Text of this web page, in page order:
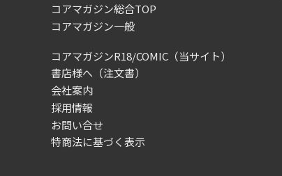
コアマガジン総合TOP
コアマガジン一般
コアマガジンR18/COMIC（当サイト）
書店様へ（注文書）
会社案内
採用情報
お問い合せ
特商法に基づく表示